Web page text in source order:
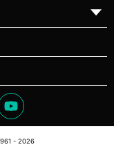
▼
- 2026